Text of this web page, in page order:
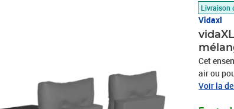
Livraison
Vidaxl
Cet
air ou
la résine
Voir la
Prix